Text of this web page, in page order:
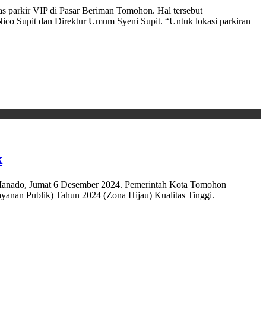
parkir VIP di Pasar Beriman Tomohon. Hal tersebut
Supit dan Direktur Umum Syeni Supit. “Untuk lokasi parkiran
Jumat 6 Desember 2024. Pemerintah Kota Tomohon
Publik) Tahun 2024 (Zona Hijau) Kualitas Tinggi.